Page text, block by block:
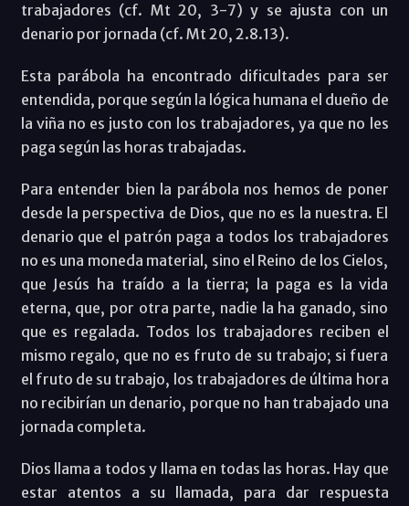
trabajadores (cf. Mt 20, 3-7) y se ajusta con un
denario por jornada (cf. Mt 20, 2.8.13).
Esta parábola ha encontrado dificultades para ser
entendida, porque según la lógica humana el dueño de
la viña no es justo con los trabajadores, ya que no les
paga según las horas trabajadas.
Para entender bien la parábola nos hemos de poner
desde la perspectiva de Dios, que no es la nuestra. El
denario que el patrón paga a todos los trabajadores
no es una moneda material, sino el Reino de los Cielos,
que Jesús ha traído a la tierra; la paga es la vida
eterna, que, por otra parte, nadie la ha ganado, sino
que es regalada. Todos los trabajadores reciben el
mismo regalo, que no es fruto de su trabajo; si fuera
el fruto de su trabajo, los trabajadores de última hora
no recibirían un denario, porque no han trabajado una
jornada completa.
Dios llama a todos y llama en todas las horas. Hay que
estar atentos a su llamada, para dar respuesta